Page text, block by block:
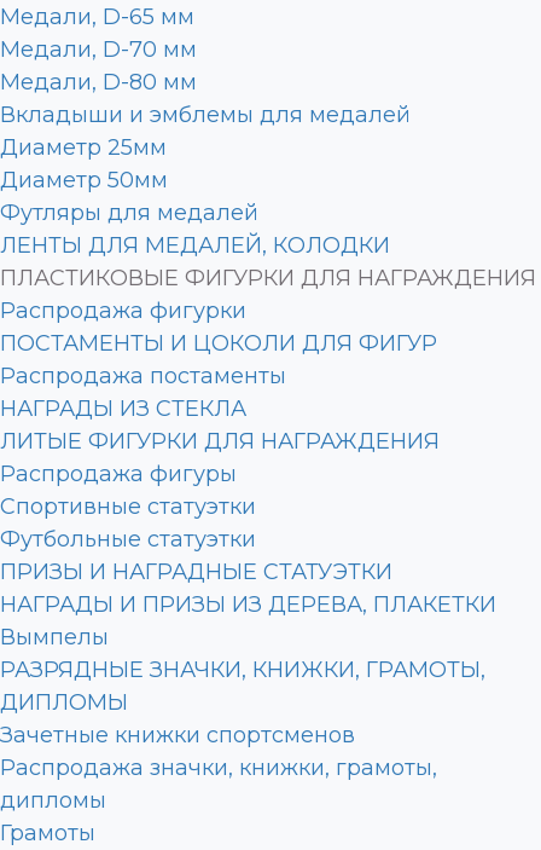
Медали, D-65 мм
Медали, D-70 мм
Медали, D-80 мм
Вкладыши и эмблемы для медалей
Диаметр 25мм
Диаметр 50мм
Футляры для медалей
ЛЕНТЫ ДЛЯ МЕДАЛЕЙ, КОЛОДКИ
ПЛАСТИКОВЫЕ ФИГУРКИ ДЛЯ НАГРАЖДЕНИЯ
Распродажа фигурки
ПОСТАМЕНТЫ И ЦОКОЛИ ДЛЯ ФИГУР
Распродажа постаменты
НАГРАДЫ ИЗ СТЕКЛА
ЛИТЫЕ ФИГУРКИ ДЛЯ НАГРАЖДЕНИЯ
Распродажа фигуры
Спортивные статуэтки
Футбольные статуэтки
ПРИЗЫ И НАГРАДНЫЕ СТАТУЭТКИ
НАГРАДЫ И ПРИЗЫ ИЗ ДЕРЕВА, ПЛАКЕТКИ
Вымпелы
РАЗРЯДНЫЕ ЗНАЧКИ, КНИЖКИ, ГРАМОТЫ,
ДИПЛОМЫ
Зачетные книжки спортсменов
Распродажа значки, книжки, грамоты,
дипломы
Грамоты